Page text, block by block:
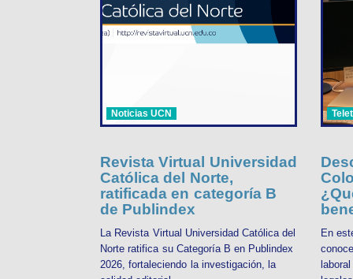
Noticias UCN
Revista Virtual Universidad
Católica del Norte,
ratificada en categoría B
de Publindex
La Revista Virtual Universidad Católica del
Norte ratifica su Categoría B en Publindex
2026, fortaleciendo la investigación, la
En